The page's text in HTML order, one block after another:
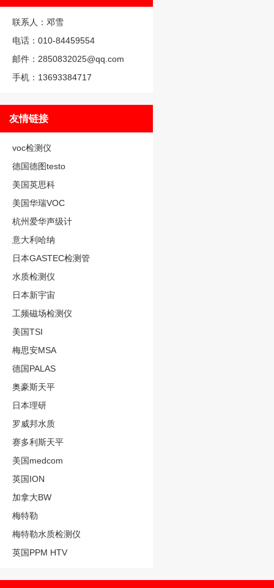
联系人：邓雪
电话：010-84459554
邮件：2850832025@qq.com
手机：13693384717
友情链接
voc检测仪
德国德图testo
美国英思科
美国华瑞VOC
杭州爱华声级计
意大利哈纳
日本GASTEC检测管
水质检测仪
日本新宇宙
工频磁场检测仪
美国TSI
梅思安MSA
德国PALAS
奥豪斯天平
日本理研
罗威邦水质
赛多利斯天平
美国medcom
英国ION
加拿大BW
梅特勒
梅特勒水质检测仪
英国PPM HTV